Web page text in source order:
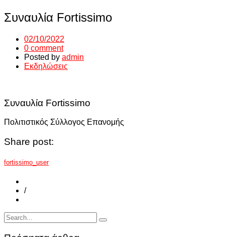
Συναυλία Fortissimo
02/10/2022
0 comment
Posted by admin
Εκδηλώσεις
Συναυλία Fortissimo
Πολιτιστικός Σύλλογος Επανομής
Share post:
fortissimo_user
/